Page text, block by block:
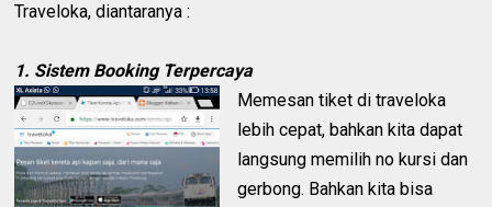
Traveloka, diantaranya :
1. Sistem Booking Terpercaya
Memesan tiket di traveloka
lebih cepat, bahkan kita dapat
langsung memilih no kursi dan
gerbong. Bahkan kita bisa